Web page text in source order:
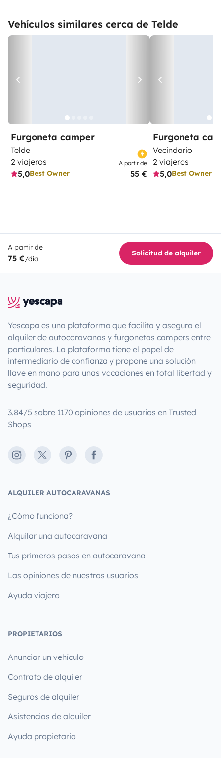
Vehículos similares cerca de Telde
Furgoneta camper
Telde
2 viajeros
5,0Best Owner
A partir de
55 €
Furgoneta
Vecindario
2 viajeros
5,0Best Owner
A partir de
75 €/día
Solicitud de alquiler
Yescapa es una plataforma que facilita y asegura el
alquiler de autocaravanas y furgonetas campers entre
particulares. La plataforma tiene el papel de
intermediario de confianza y propone una solución
llave en mano para unas vacaciones en total libertad y
seguridad.
3.84/5 sobre 1170 opiniones de usuarios en Trusted
Shops
Instagram
X PinterestFacebook
ALQUILER AUTOCARAVANAS
¿Cómo funciona?
Alquilar una autocaravana
Tus primeros pasos en autocaravana
Las opiniones de nuestros usuarios
Ayuda viajero
PROPIETARIOS
Anunciar un vehículo
Contrato de alquiler
Seguros de alquiler
Asistencias de alquiler
Ayuda propietario